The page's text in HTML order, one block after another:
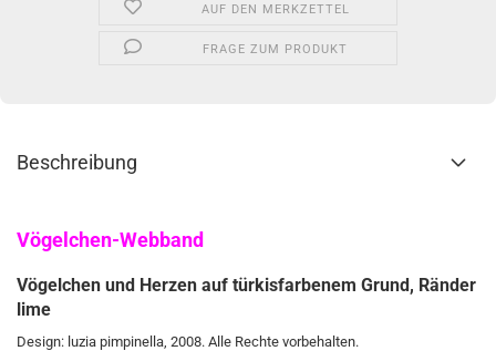
AUF DEN MERKZETTEL
FRAGE ZUM PRODUKT
Beschreibung
Vögelchen-Webband
Vögelchen und Herzen auf türkisfarbenem Grund, Ränder
lime
Design: luzia pimpinella, 2008. Alle Rechte vorbehalten.